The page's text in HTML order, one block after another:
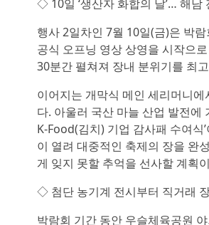
◇ 10일 ‘생산자 화합의 날’… 해남
행사 2일차인 7월 10일(금)은 박
공식 오프닝 영상 상영을 시작으
30분간 펼쳐져 장내 분위기를 최
이어지는 개막식 메인 세리머니에
다. 아울러 국산 마늘 산업 발전에
K-Food(김치) 기업 감사패 수여식
이 열려 대중적인 축제의 장을 완
게 잊지 못할 추억을 선사할 계획
◇ 첨단 농기계 전시부터 직거래
박람회 기간 동안 우슬체육공원